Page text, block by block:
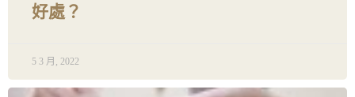
好處？
5 3 月, 2022